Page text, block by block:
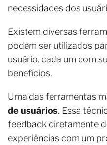
necessidades dos
Existem diversas
podem ser utilizados
usuário, cada um com
benefícios.
Uma das ferramentas
de usuários. Essa
feedback diretamente
experiências com um